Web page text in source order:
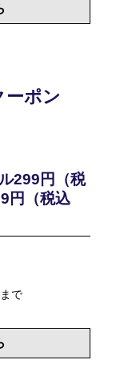
ーポン
299円（税
円（税込
で